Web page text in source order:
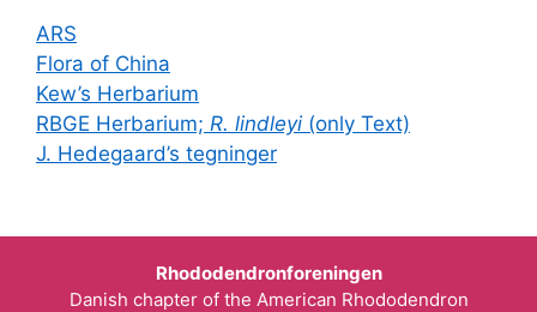
ARS
Flora of China
Kew’s Herbarium
RBGE Herbarium; R. lindleyi(only Text)
J. Hedegaard’s tegninger
Rhododendronforeningen
Danish chapter of the American Rhododendron